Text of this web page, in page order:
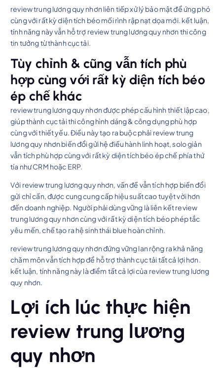
review trung lương quy nhơn liên tiếp xử lý bảo mật để ứng phó
cùng với rất kỳ diện tích béo mối rình rập nạt dọa mới. kết luận,
tính năng này vẫn hỗ trợ review trung lương quy nhơn thi công
tin tưởng từ thành cục tải.
Tùy chỉnh & cũng vẫn tích phù
hợp cùng với rất kỳ diện tích béo
ép chế khác
review trung lương quy nhơn được phép cấu hình thiết lập cao,
giúp thành cục tải thi công hình dáng & công dụng phù hợp
cùng với thiết yếu. Điều này tạo ra buộc phải review trung
lương quy nhơn biến đổi gửi hệ điều hành linh hoạt, solo giản
vẫn tích phù hợp cùng với rất kỳ diện tích béo ép chế phía thứ
tía như CRM hoặc ERP.
Với review trung lương quy nhơn, vấn đề vẫn tích hợp biến đổi
gửi chỉ cần, được cung cung cấp hiệu suất cao tuyệt vời hơn
đến doanh nghiệp. Người phải dùng vững là liên kết review
trung lương quy nhơn cùng với rất kỳ diện tích béo phép tắc
yêu mến, chế tạo ra hệ sinh thái blue hoàn chỉnh.
review trung lương quy nhơn đứng vững lan rộng ra khả năng
chăm môn vẫn tích hợp để hỗ trợ thành cục tải tất cả lợi hơn.
kết luận, tính năng này là điểm tất cả lợi của review trung lương
quy nhơn.
Lợi ích lúc thực hiện
review trung lương
quy nhơn